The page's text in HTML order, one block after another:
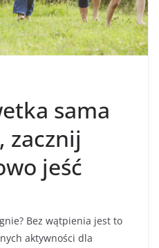
sama
zacznij
jeść
Bez wątpienia jest to
aktywności dla